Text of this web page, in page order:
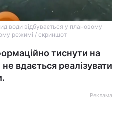
води відбувається у плановому
режимі / скриншот
тиснути на
не вдається реалізувати
Реклама